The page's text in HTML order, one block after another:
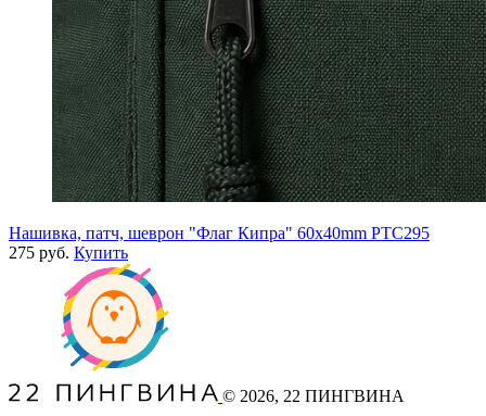
Нашивка, патч, шеврон "Флаг Кипра" 60x40mm PTC295
275 руб. Купить
© 2026, 22 ПИНГВИНА